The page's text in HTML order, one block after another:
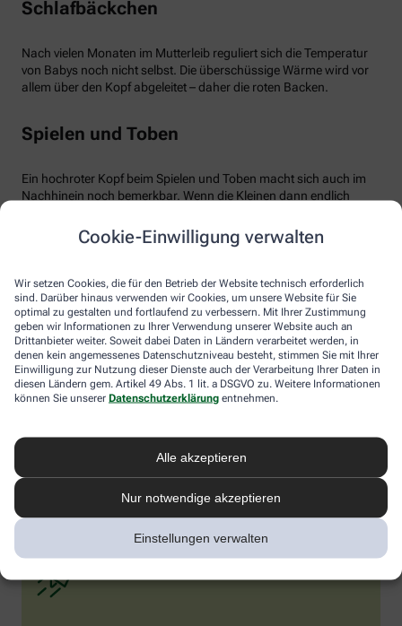
Cookie-Einwilligung verwalten
Wir setzen Cookies, die für den Betrieb der Website technisch erforderlich
sind. Darüber hinaus verwenden wir Cookies, um unsere Website für Sie
optimal zu gestalten und fortlaufend zu verbessern. Mit Ihrer Zustimmung
geben wir Informationen zu Ihrer Verwendung unserer Website auch an
Drittanbieter weiter. Soweit dabei Daten in Ländern verarbeitet werden, in
denen kein angemessenes Datenschutzniveau besteht, stimmen Sie mit Ihrer
Einwilligung zur Nutzung dieser Dienste auch der Verarbeitung Ihrer Daten in
diesen Ländern gem. Artikel 49 Abs. 1 lit. a DSGVO zu. Weitere Informationen
können Sie unserer Datenschutzerklärung entnehmen.
Alle akzeptieren
Nur notwendige akzeptieren
Einstellungen verwalten
Schlafbäckchen
Nach vielen Monaten im Mutterleib reguliert sich die Temperatur
von Babys noch nicht selbst. Die überschüssige Wärme wird vor
allem über den Kopf abgeleitet – daher die roten Backen.
Spielen und Toben
Ein hochroter Kopf beim Spielen und Toben macht sich auch im
Nachhinein noch bemerkbar. Wenn die Kleinen dann endlich
bemerkbar an den warmen roten Wangen. Übrigens kann auch
eine Überhitzung im Kinder- oder Spielzimmer zu hochroten
Zahnen
Kein Grund zur Sorge besteht, wenn das Baby zahnt. Erhöhte
Temperatur ist dann ganz normal, ebenso wie die damit
einhergehenden roten Bäckchen. Babys können dann weinerlich
werden und auffällig viel speicheln. Sie reiben häufig an ihrem
die Finger gerät. Rote Backen beim Baby oder Kleinkind sind also
häufig verbreitet, in den meisten Fällen besteht aber kein Grund
zur Sorge. Wenn Sie sich unsicher sind, was die Ursache betrifft,
sollten Sie Ihren Kinderarzt konsultieren.